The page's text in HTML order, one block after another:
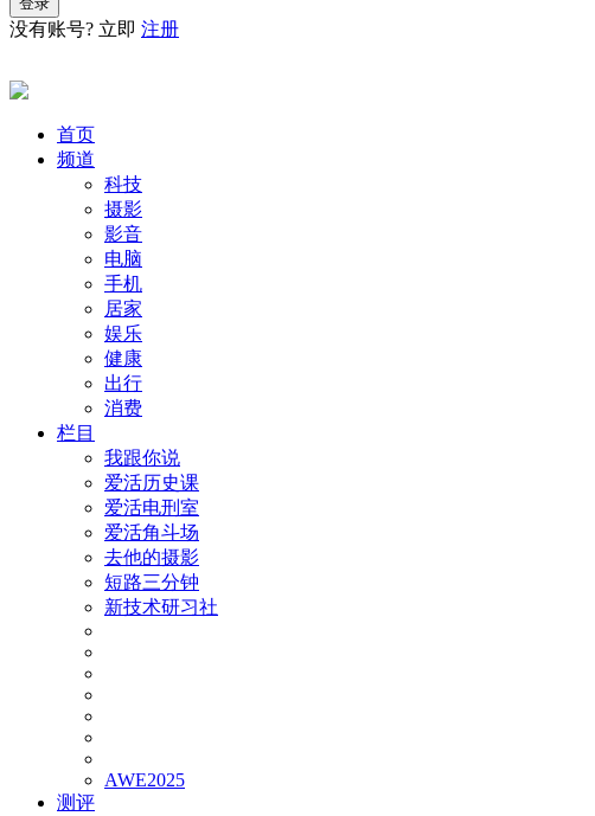
没有账号? 立即 注册
首页
频道
科技
摄影
影音
电脑
手机
居家
娱乐
健康
出行
消费
栏目
我跟你说
爱活历史课
爱活电刑室
爱活角斗场
去他的摄影
短路三分钟
新技术研习社
AWE2025
测评